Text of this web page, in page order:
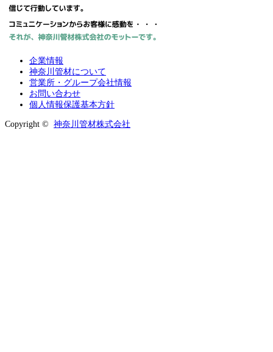
企業情報
神奈川管材について
営業所・グループ会社情報
お問い合わせ
個人情報保護基本方針
Copyright © 神奈川管材株式会社